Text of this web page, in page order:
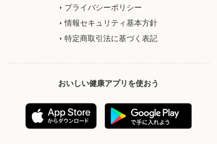
プライバシーポリシー
情報セキュリティ基本方針
特定商取引法に基づく表記
おいしい健康アプリを使おう